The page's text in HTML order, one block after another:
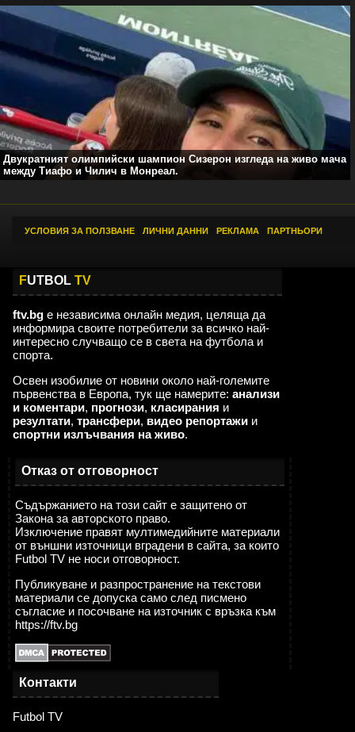
Двукратният олимпийски шампион Сизерон изгледа на живо мача
между Тиафо и Чилич в Монреал.
УСЛОВИЯ ЗА ПОЛЗВАНЕ ЛИЧНИ ДАННИ РЕКЛАМА ПАРТНЬОРИ
FUTBOL TV
ftv.bg е независима онлайн медия, целяща да
информира своите потребители за всичко най-
интересно случващо се в света на футбола и
спорта.
Освен изобилие от новини около най-големите
първенства в Европа, тук ще намерите: анализи
и коментари, прогнози, класирания и
резултати, трансфери, видео репортажи и
спортни излъчвания на живо.
Отказ от отговорност
Съдържанието на този сайт е защитено от
Закона за авторското право.
Изключение правят мултимедийните материали
от външни източници вградени в сайта, за които
Futbol TV не носи отговорност.
Публикуване и разпространение на текстови
материали се допуска само след писмено
съгласие и посочване на източник с връзка към
https://ftv.bg
Контакти
Futbol TV